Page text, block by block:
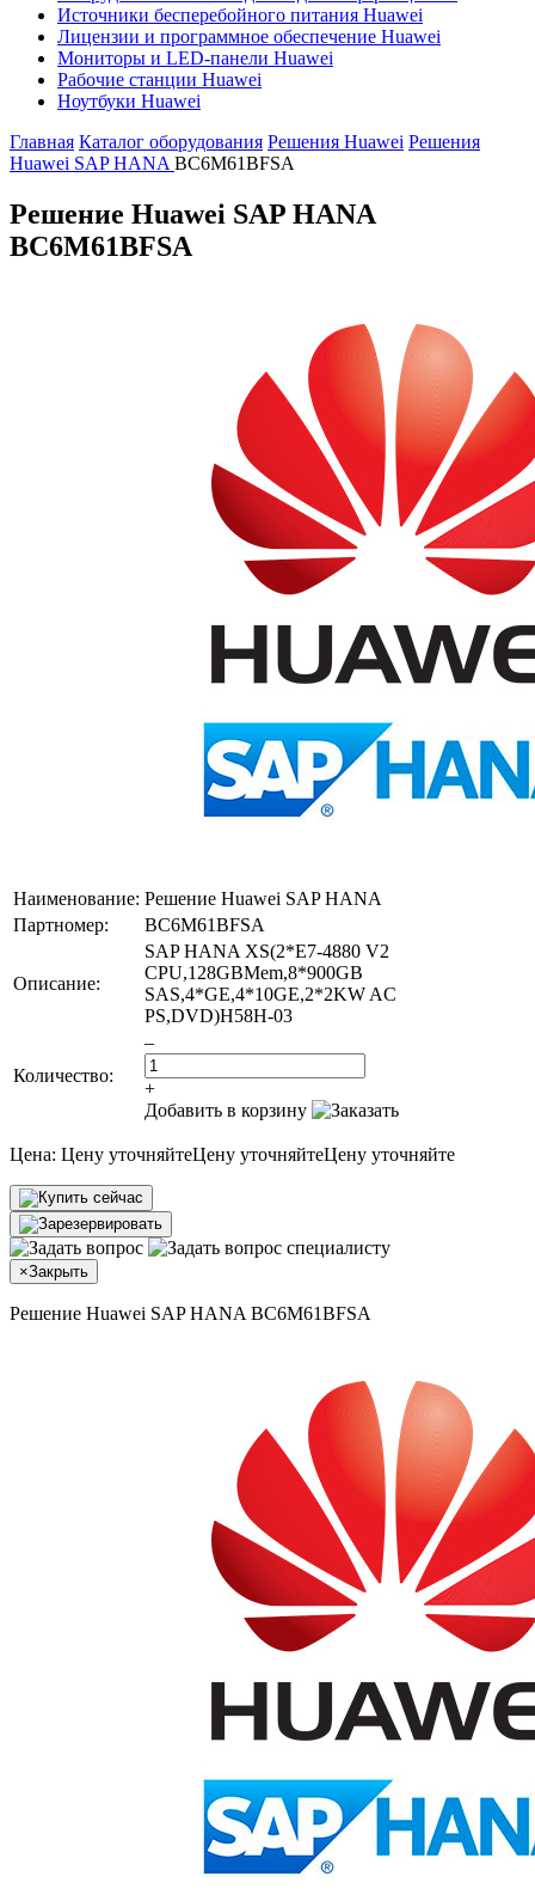
Источники бесперебойного питания Huawei
Лицензии и программное обеспечение Huawei
Мониторы и LED-панели Huawei
Рабочие станции Huawei
Ноутбуки Huawei
Главная Каталог оборудования Решения Huawei Решения
Huawei SAP HANA BC6M61BFSA
Решение Huawei SAP HANA
BC6M61BFSA
Наименование: Решение Huawei SAP HANA
Партномер:
BC6M61BFSA
Описание:
SAP HANA XS(2*E7-4880 V2
CPU,128GBMem,8*900GB
SAS,4*GE,4*10GE,2*2KW AC
PS,DVD)H58H-03
Количество:
–
+
Добавить в корзину
Цена: Цену уточняйтеЦену уточняйтеЦену уточняйте
×Закрыть
Решение Huawei SAP HANA BC6M61BFSA